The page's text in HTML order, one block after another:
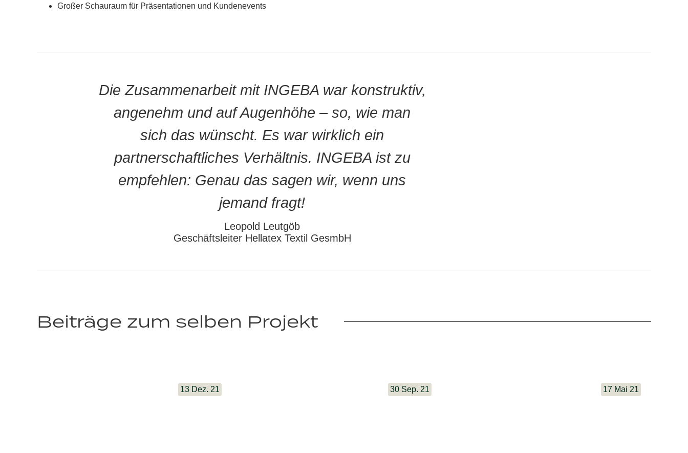
Großer Schauraum für Präsentationen und Kundenevents
Die Zusammenarbeit mit INGEBA war konstruktiv,
angenehm und auf Augenhöhe – so, wie man
sich das wünscht. Es war wirklich ein
partnerschaftliches Verhältnis. INGEBA ist zu
empfehlen: Genau das sagen wir, wenn uns
jemand fragt!
Leopold Leutgöb
Geschäftsleiter Hellatex Textil GesmbH
Beiträge zum selben Projekt
13 Dez. 21 30 Sep. 21 17 Mai 21